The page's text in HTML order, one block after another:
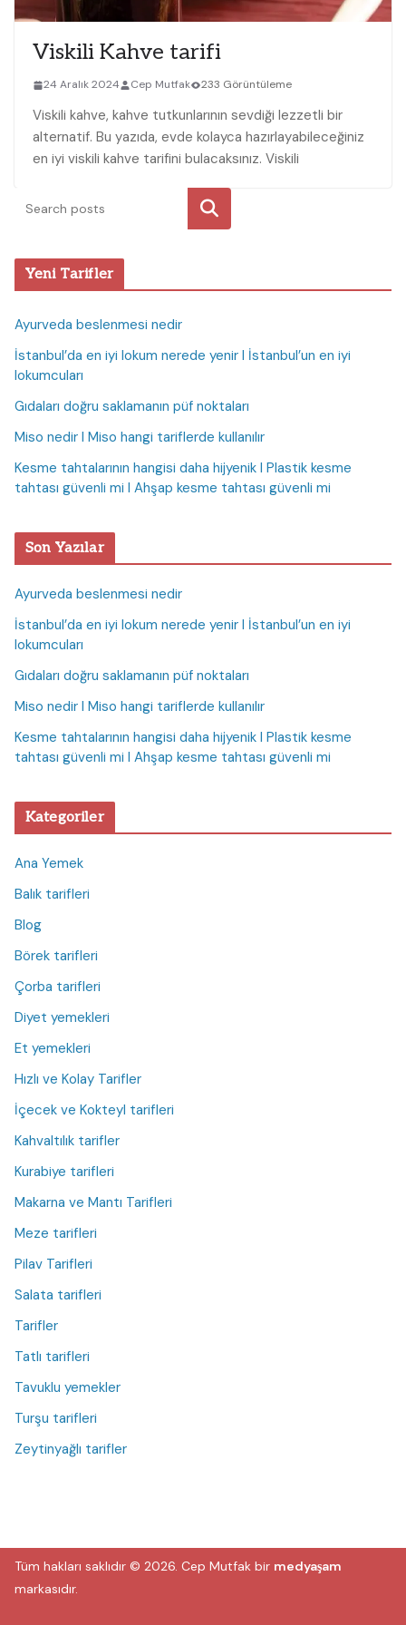
Viskili Kahve tarifi
24 Aralık 2024 Cep Mutfak 233 Görüntüleme
Viskili kahve, kahve tutkunlarının sevdiği lezzetli bir
alternatif. Bu yazıda, evde kolayca‌ hazırlayabileceğiniz
en ‍iyi⁣ viskili kahve tarifini bulacaksınız. Viskili
Ara
Yeni Tarifler
Ayurveda beslenmesi nedir
İstanbul’da en iyi lokum nerede yenir I İstanbul’un en iyi
lokumcuları
Gıdaları doğru saklamanın püf noktaları
Miso nedir I Miso hangi tariflerde kullanılır
Kesme tahtalarının hangisi daha hijyenik I Plastik kesme
tahtası güvenli mi I Ahşap kesme tahtası güvenli mi
Son Yazılar
Ayurveda beslenmesi nedir
İstanbul’da en iyi lokum nerede yenir I İstanbul’un en iyi
lokumcuları
Gıdaları doğru saklamanın püf noktaları
Miso nedir I Miso hangi tariflerde kullanılır
Kesme tahtalarının hangisi daha hijyenik I Plastik kesme
tahtası güvenli mi I Ahşap kesme tahtası güvenli mi
Kategoriler
Ana Yemek
Balık tarifleri
Blog
Börek tarifleri
Çorba tarifleri
Diyet yemekleri
Et yemekleri
Hızlı ve Kolay Tarifler
İçecek ve Kokteyl tarifleri
Kahvaltılık tarifler
Kurabiye tarifleri
Makarna ve Mantı Tarifleri
Meze tarifleri
Pilav Tarifleri
Salata tarifleri
Tarifler
Tatlı tarifleri
Tavuklu yemekler
Turşu tarifleri
Zeytinyağlı tarifler
Tüm hakları saklıdır © 2026. Cep Mutfak bir medyaşam
markasıdır.